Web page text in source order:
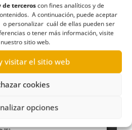
de terceroscon fines analíticos y de
A continuación, puede aceptar
o personalizar cuál de ellas pueden ser
o tener más información, visite
sitio web.
visitar el sitio web
cookies
opciones